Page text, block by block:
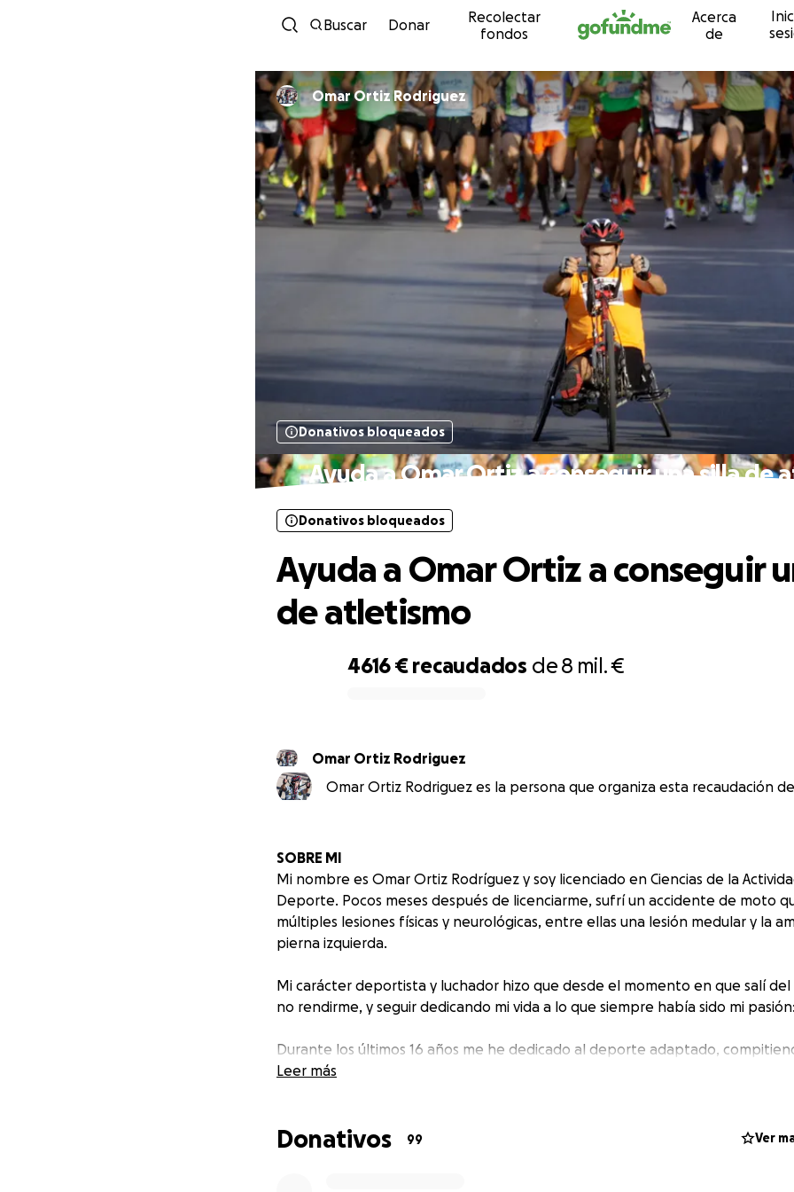
Ir directamente al contenido
Buscar Donar
Recolectar
fondos
Acerca
de
Omar Ortiz Rodriguez
Donativos bloqueados
Ayuda a Omar Ortiz a conseguir una silla de
4616 € recaudados de8 mil. €
Donativos bloqueados
Ayuda a Omar Ortiz a conseguir
de atletismo
Omar Ortiz Rodriguez
Omar Ortiz Rodriguez es la persona que organiza esta recaudación
SOBRE MI
Mi nombre es Omar Ortiz Rodríguez y soy licenciado en Ciencias de la
Deporte. Pocos meses después de licenciarme, sufrí un accidente de moto
múltiples lesiones físicas y neurológicas, entre ellas una lesión medular y la
pierna izquierda.
Mi carácter deportista y luchador hizo que desde el momento en que salí
no rendirme, y seguir dedicando mi vida a lo que siempre había sido mi
Durante los últimos 16 años me he dedicado al deporte adaptado,
disciplinas como el esquí alpino adaptado, el piragüismo y la handbike,
Además, participo frecuentemente en jornadas de concienciación e imparto
Leer más
Donativos 99 Ver